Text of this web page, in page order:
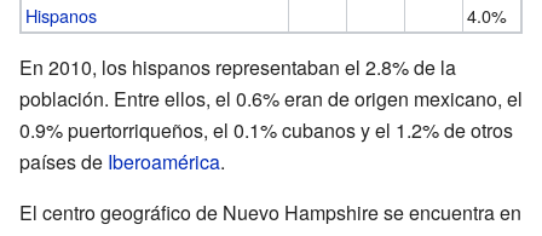
Hispanos
4.0%
En 2010, los hispanos representaban el 2.8% de la
población. Entre ellos, el 0.6% eran de origen mexicano, el
0.9% puertorriqueños, el 0.1% cubanos y el 1.2% de otros
países de Iberoamérica.
El centro geográfico de Nuevo Hampshire se encuentra en